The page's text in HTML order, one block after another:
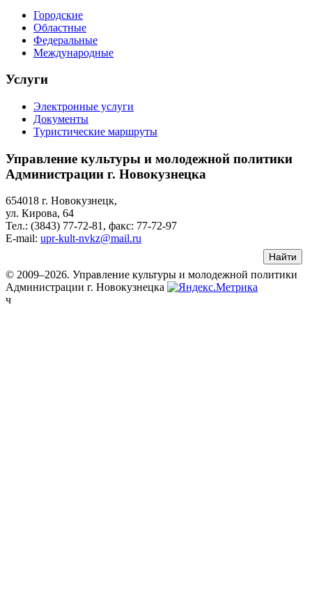
Городские
Областные
Федеральные
Международные
Услуги
Электронные услуги
Документы
Туристические маршруты
Управление культуры и молодежной политики
Администрации г. Новокузнецка
654018 г. Новокузнецк,
ул. Кирова, 64
Тел.: (3843) 77-72-81, факс: 77-72-97
E-mail: upr-kult-nvkz@mail.ru
© 2009–2026. Управление культуры и молодежной политики
Администрации г. Новокузнецка
ч